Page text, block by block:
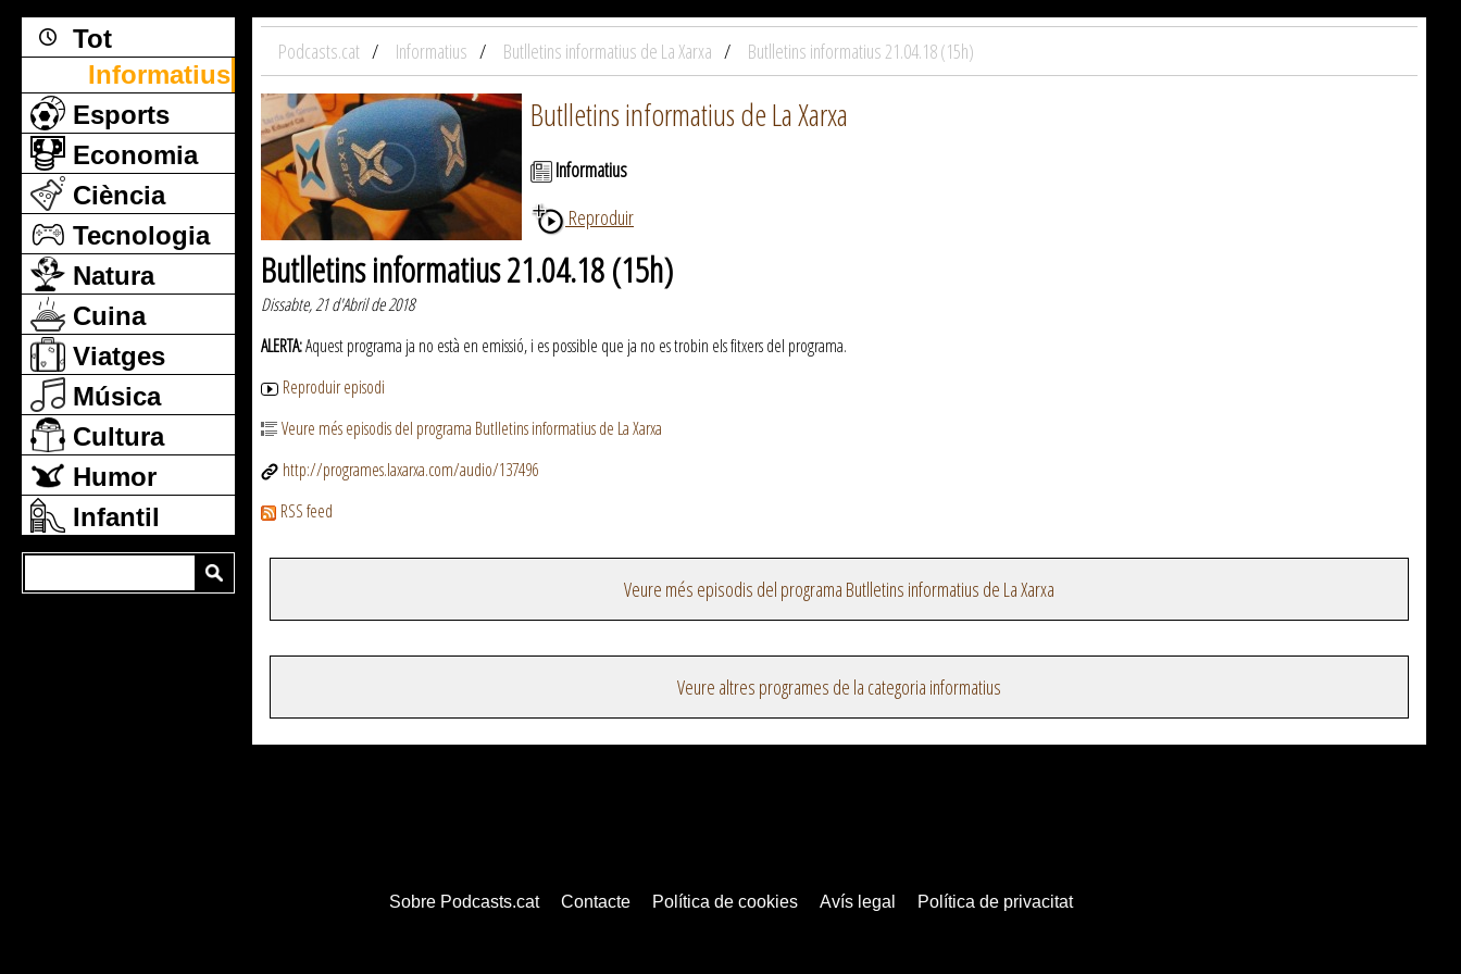
Tot
Informatius
Esports
Economia
Ciència
Tecnologia
Natura
Cuina
Viatges
Música
Cultura
Humor
Infantil
Podcasts.cat Informatius Butlletins informatius de La Xarxa Butlletins informatius 21.04.18 (15h)
Butlletins informatius de La Xarxa
Informatius
Reproduir
Butlletins informatius 21.04.18 (15h)
Dissabte, 21 d'Abril de 2018
ALERTA:Aquest programa ja no està en emissió, i es possible que ja no es trobin els fitxers del programa.
Reproduir episodi
Veure més episodis del programa Butlletins informatius de La Xarxa
http://programes.laxarxa.com/audio/137496
RSS feed
Veure més episodis del programa Butlletins informatius de La Xarxa
Veure altres programes de la categoria informatius
Sobre Podcasts.cat Contacte Política de cookies Avís legal Política de privacitat